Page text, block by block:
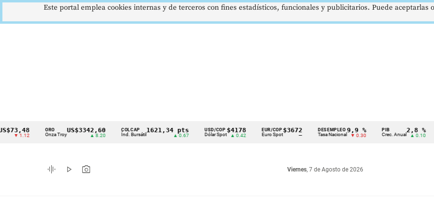
Cintillo
indicadores
económicos
ORO
Onza Troy
US$3342,60 COLCAP
Índ. Bursátil
1621,34 pts USD/COP
Dólar Spot
$4178
▲ 0.42
EUR/COP
Euro Spot
$3672
—
DESEMPLEO
Tasa Nacional
9,9 %
▼ 0.30
PIB
Crec. Anual
2,8 %
▲ 0.10
TRM
Tasa
graphic_eq play_arrow photo_camera Viernes, 7 de Agosto de 2026
Este portal emplea cookies internas y de terceros con fines estadísticos, funcionales y publicitarios. Puede aceptarlas